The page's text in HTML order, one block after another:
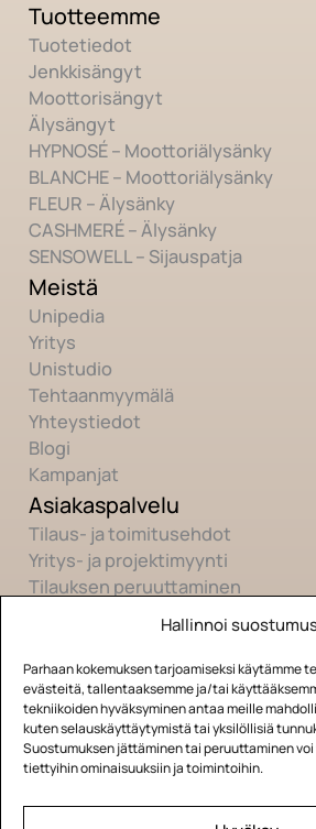
Hallinnoi
Parhaan kokemuksen tarjoamiseksi käytämme
evästeitä, tallentaaksemme ja/tai
tekniikoiden hyväksyminen antaa meille
kuten selauskäyttäytymistä tai yksilöllisiä
Suostumuksen jättäminen tai peruuttaminen
tiettyihin ominaisuuksiin ja toimintoihin.
Tuotteemme
Tuotetiedot
Jenkkisängyt
Moottorisängyt
Älysängyt
HYPNOSÉ – Moottoriälysänky
BLANCHE – Moottoriälysänky
FLEUR – Älysänky
CASHMERÉ – Älysänky
SENSOWELL – Sijauspatja
Meistä
Unipedia
Yritys
Unistudio
Tehtaanmyymälä
Yhteystiedot
Blogi
Kampanjat
Asiakaspalvelu
Tilaus- ja toimitusehdot
Yritys- ja projektimyynti
Tilauksen peruuttaminen
Youtube
Instagram
Facebook
TikTok